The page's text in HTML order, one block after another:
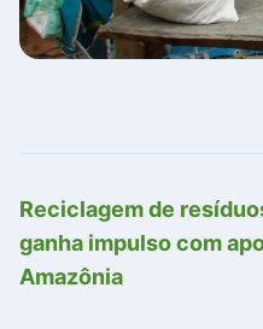
Reciclagem de
ganha impulso com
Amazônia